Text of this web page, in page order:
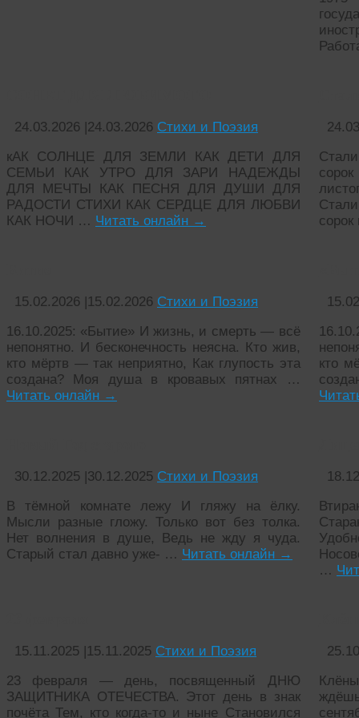
24.03.2026 |24.03.2026 Стихи и Поэзия
кАК СОЛНЦЕ ДЛЯ ЗЕМЛИ КАК ДЕТИ ДЛЯ
СЕМЬИ КАК УТРО ДЛЯ ЗАРИ НАДЕЖДЫ
ДЛЯ МЕЧТЫ КАК ПЕСНЯ ДЛЯ ДУШИ ДЛЯ
РАДОСТИ СТИХИ КАК СЕРДЦЕ ДЛЯ ЛЮБВИ
КАК НОЧИ … Читать онлайн →
сорок
15.02.2026 |15.02.2026 Стихи и Поэзия
16.10.2025: «Бытие» И жизнь, и смерть — всё
непонятно. И бесконечность неясна. Кто жив,
кто мёртв — так неприятно, Как глупость эта
создана? Моя душа в кровавых пятнах …
Читать онлайн →
кто
30.12.2025 |30.12.2025 Стихи и Поэзия
В тёмной комнате лежу И гляжу на ёлку.
Мысли разные гложу. Только вот без толка.
Нет волнения в душе, Ведь не жду я чуда.
Старый стал давно уже- … Читать онлайн →
…
15.11.2025 |15.11.2025 Стихи и Поэзия
23 февраля — день, посвященный ДНЮ
ЗАЩИТНИКА ОТЕЧЕСТВА. Этот день в знак
почёта Тем, кто когда-то и ныне Становился